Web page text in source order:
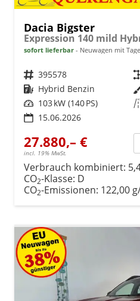
Dacia Bigster
sofort lieferbar Neuwagen mit
Fahrzeugnr. 395578
Kraftstoff Hybrid Benzin
Leistung 103 kW (140 PS)
15.06.2026
27.880,– €
incl. 19% MwSt.
Verbrauch kombiniert:
CO2-Klasse: D
CO2-Emissionen: 122,00